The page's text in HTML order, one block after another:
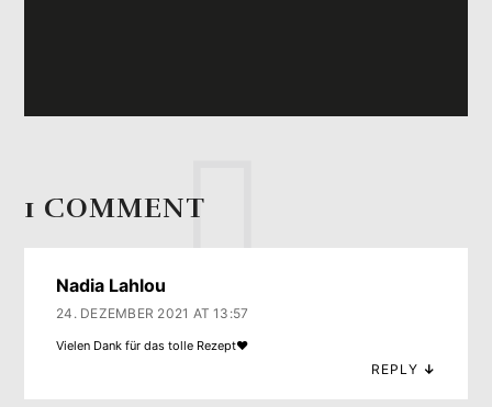
1 COMMENT
Nadia Lahlou
24. DEZEMBER 2021 AT 13:57
Vielen Dank für das tolle Rezept❤
REPLY ↓